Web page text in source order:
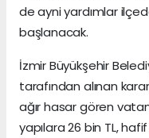
de ayni yardımlar
başlanacak.
İzmir Büyükşehir
tarafından alınan
ağır hasar gören
yapılara 26 bin TL,